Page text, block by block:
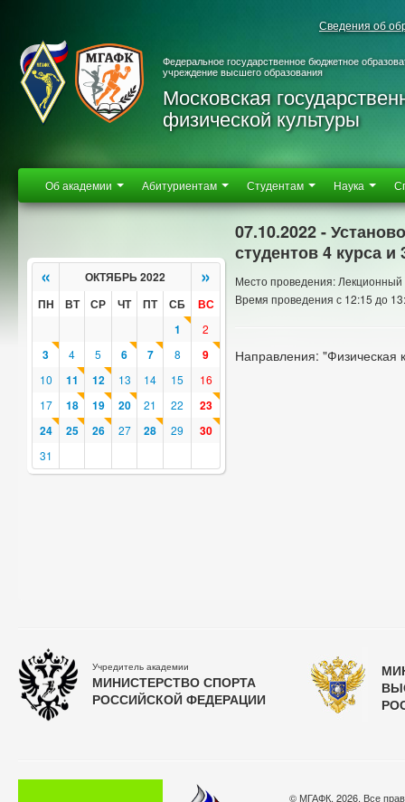
Сведения об
Федеральное государственное бюджетное
учреждение высшего образования
Московская
физической культуры
Об академии Абитуриентам Студентам Наука
« ОКТЯБРЬ 2022 »
ПН ВТ СР ЧТ ПТ СБ
ВС
1
2
3 4 5 6 7 8 9
10 11 12 13 14 15
16
17
18 19 20 21 22
23
24
25 26 27 28 29 30
31
07.10.2022 -
студентов 4 курса
Место проведения:
Время проведения с 12:15 до
Направления: "Физическая
Учредитель академии
МИНИСТЕРСТВО СПОРТА
РОССИЙСКОЙ ФЕДЕРАЦИИ
© МГАФК, 2026. Все